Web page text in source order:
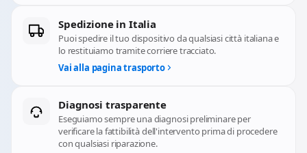
Spedizione in Italia
Puoi spedire il tuo dispositivo da qualsiasi città italiana e
lo restituiamo tramite corriere tracciato.
Vai alla pagina trasporto
Diagnosi trasparente
Eseguiamo sempre una diagnosi preliminare per
verificare la fattibilità dell'intervento prima di procedere
con qualsiasi riparazione.